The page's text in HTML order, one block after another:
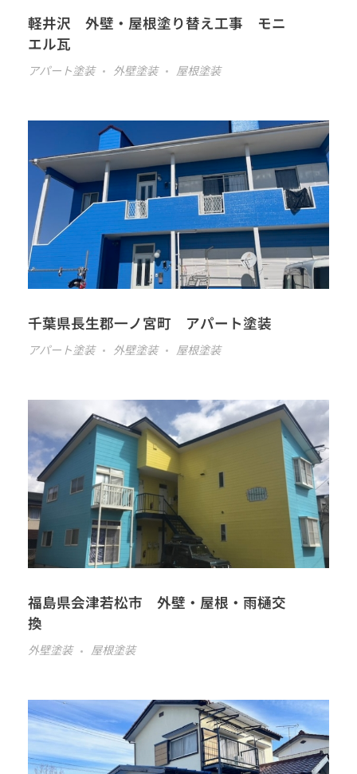
軽井沢 外壁・屋根塗り替え工事 モニ
エル瓦
アパート塗装 外壁塗装 屋根塗装
千葉県長生郡一ノ宮町 アパート塗装
アパート塗装 外壁塗装 屋根塗装
福島県会津若松市 外壁・屋根・雨樋交
換
外壁塗装 屋根塗装